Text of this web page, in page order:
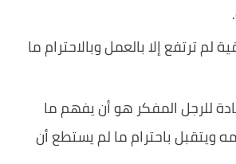
لم ترتفع إلا بالعمل وبالاحترام ما
للرجل المفكر هو أن يفهم ما
ويتقبل باحترام ما لم يستطع أن